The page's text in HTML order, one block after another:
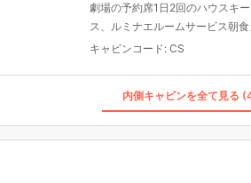
劇場の予約席1日2回のハウスキ
ス、ルミナエルームサービス朝
キャビンコード:CS
内側キャビンを全て見る